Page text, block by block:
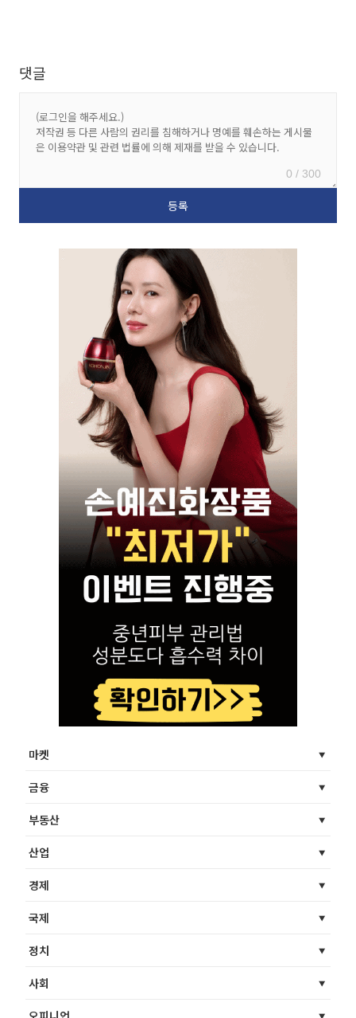
댓글
0 / 300
마켓
금융
부동산
산업
경제
국제
정치
사회